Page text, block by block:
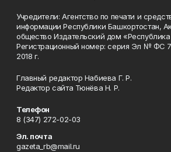
Учредители: Агентство по печати и
информации Республики Башкортостан,
общество Издательский дом
Регистрационный номер: серия Эл № ФС
2018 г.
Главный редактор Набиева Г. Р.
Редактор сайта Тюнёва Н. Р.
Телефон
8 (347) 272-02-03
Эл. почта
gazeta_rb@mail.ru